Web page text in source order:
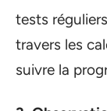
tests
travers les
suivre la